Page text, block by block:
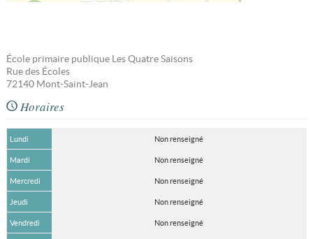
École primaire publique Les Quatre Saisons
Rue des Écoles
72140 Mont-Saint-Jean
Horaires
Lundi Non renseigné
Mardi Non renseigné
Mercredi Non renseigné
Jeudi Non renseigné
Vendredi Non renseigné